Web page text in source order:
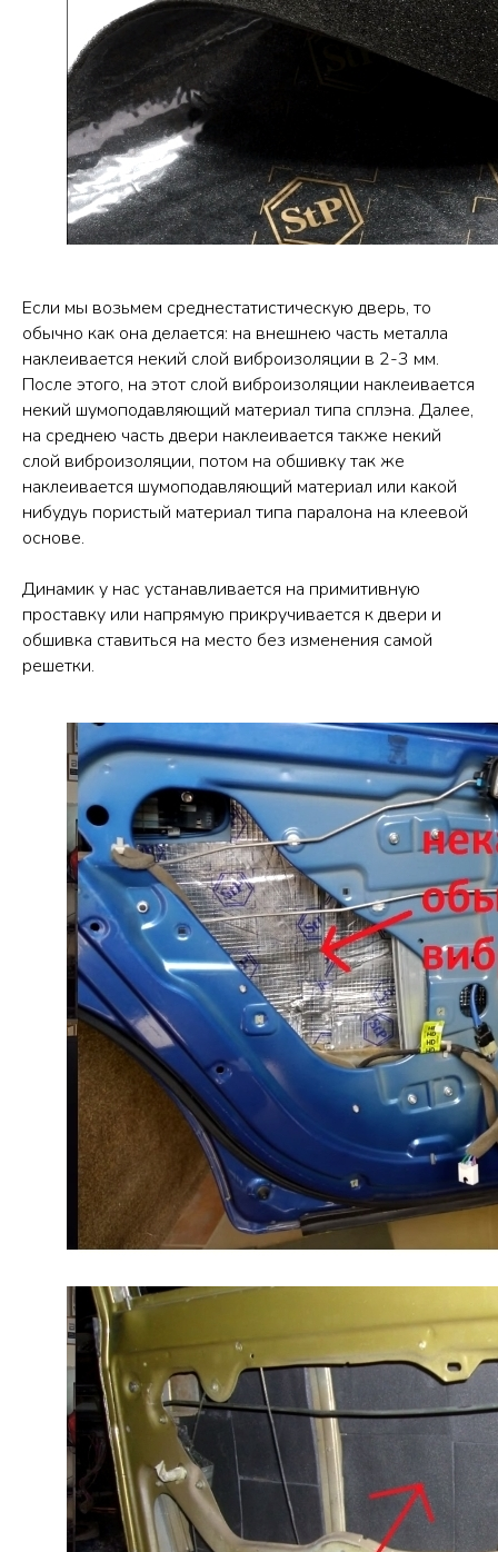
Если мы возьмем среднестатистическую дверь, то
обычно как она делается: на внешнею часть металла
наклеивается некий слой виброизоляции в 2-3 мм.
После этого, на этот слой виброизоляции наклеивается
некий шумоподавляющий материал типа сплэна. Далее,
на среднею часть двери наклеивается также некий
слой виброизоляции, потом на обшивку так же
наклеивается шумоподавляющий материал или какой
нибудуь пористый материал типа паралона на клеевой
основе.
Динамик у нас устанавливается на примитивную
проставку или напрямую прикручивается к двери и
обшивка ставиться на место без изменения самой
решетки.